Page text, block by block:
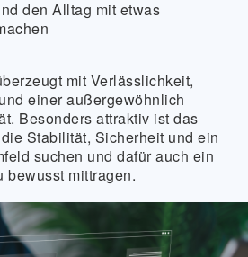
den Alltag mit etwas
mit Verlässlichkeit,
einer außergewöhnlich
Besonders attraktiv ist das
Stabilität, Sicherheit und ein
suchen und dafür auch ein
bewusst mittragen.